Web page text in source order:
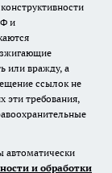
и
или вражду, а
ссылок не
эти требования,
автоматически
и обработки